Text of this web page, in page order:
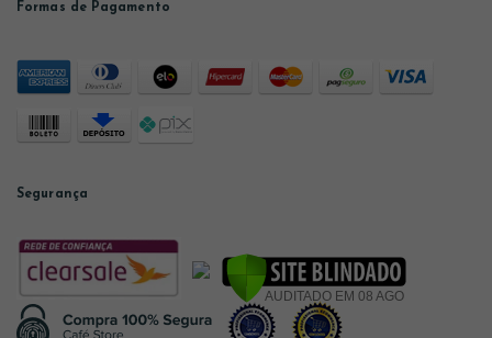
Formas de Pagamento
Segurança